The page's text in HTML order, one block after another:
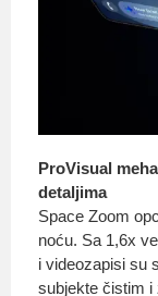
ProVisual
detaljima
Space Zoom
noću. Sa 1,6x
i videozapisi su
subjekte čistim i